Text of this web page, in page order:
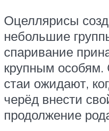
Оцеллярисы
небольшие
спаривание
крупным
стаи ожидают,
черёд внести
продолжение